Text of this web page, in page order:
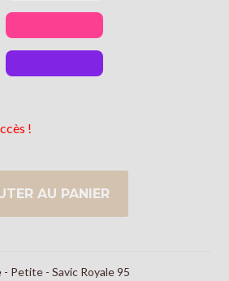
!
AU PANIER
Petite - Savic Royale 95